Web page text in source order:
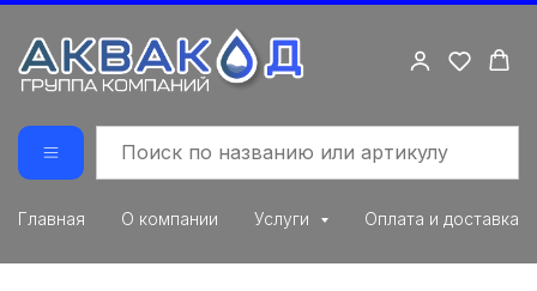
Главная О компании Услуги Оплата и доставка